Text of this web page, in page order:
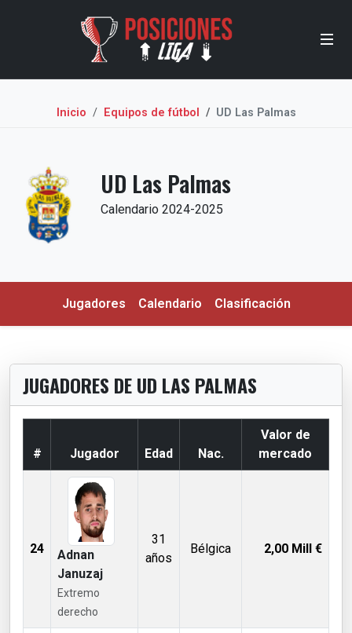
Inicio Equipos de fútbol UD Las Palmas
UD Las Palmas
Calendario 2024-2025
Jugadores Calendario Clasificación
JUGADORES DE UD LAS PALMAS
# Jugador Edad Nac.
Valor de
mercado
24
Adnan
Januzaj
Extremo
derecho
31
años
Bélgica 2,00 Mill €